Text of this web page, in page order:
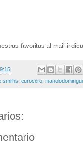
favoritas al mail
9:15
smiths eurocero